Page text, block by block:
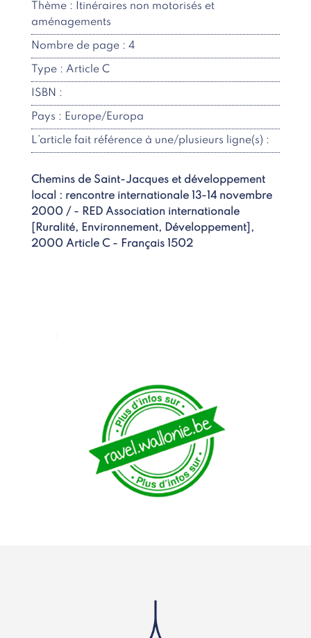
Thème : Itinéraires non motorisés et
aménagements
Nombre de page : 4
Type : Article C
ISBN :
Pays : Europe/Europa
L’article fait référence à une/plusieurs ligne(s) :
Chemins de Saint-Jacques et développement
local : rencontre internationale 13-14 novembre
2000 / - RED Association internationale
[Ruralité, Environnement, Développement],
2000 Article C - Français 1502